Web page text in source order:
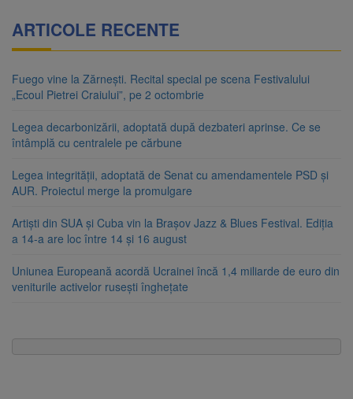
ARTICOLE RECENTE
Fuego vine la Zărnești. Recital special pe scena Festivalului
„Ecoul Pietrei Craiului”, pe 2 octombrie
Legea decarbonizării, adoptată după dezbateri aprinse. Ce se
întâmplă cu centralele pe cărbune
Legea integrității, adoptată de Senat cu amendamentele PSD și
AUR. Proiectul merge la promulgare
Artiști din SUA și Cuba vin la Brașov Jazz & Blues Festival. Ediția
a 14-a are loc între 14 și 16 august
Uniunea Europeană acordă Ucrainei încă 1,4 miliarde de euro din
veniturile activelor rusești înghețate